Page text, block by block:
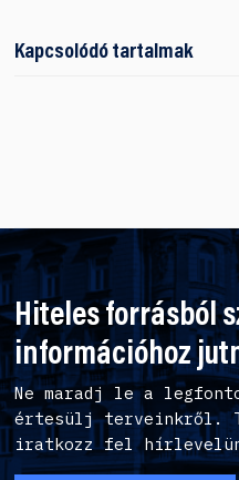
Kapcsolódó tartalmak
Hiteles forrásból
információhoz
Ne maradj le a
értesülj terveinkről.
iratkozz fel